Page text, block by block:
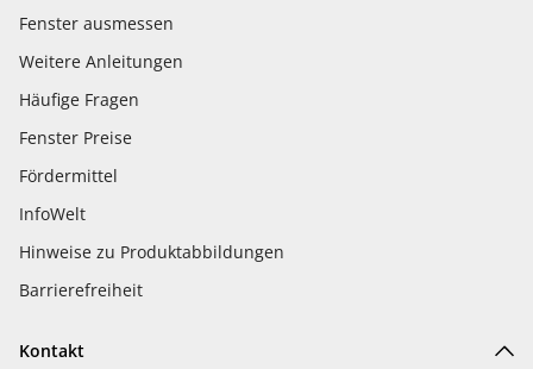
Fenster ausmessen
Weitere Anleitungen
Häufige Fragen
Fenster Preise
Fördermittel
InfoWelt
Hinweise zu Produktabbildungen
Barrierefreiheit
Kontakt